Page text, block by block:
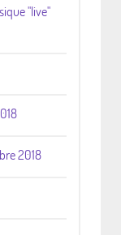
"live"
2018